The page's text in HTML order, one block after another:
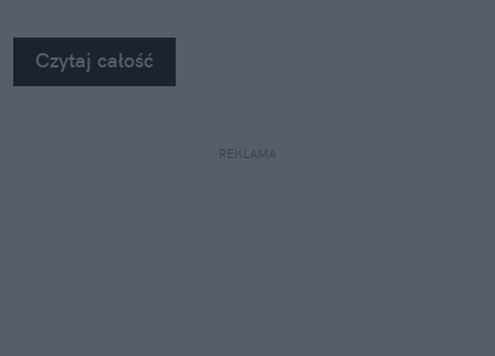
Czytaj całość
REKLAMA